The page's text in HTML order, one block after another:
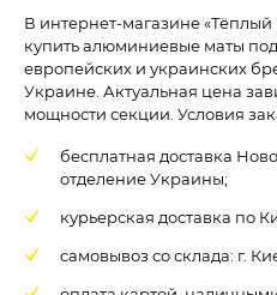
В интернет-магазине
купить алюминиевые маты
европейских и украинских
Украине. Актуальная цена
мощности секции. Условия
бесплатная доставка
отделение Украины;
курьерская доставка по
самовывоз со склада: г.